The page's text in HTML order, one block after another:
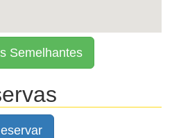
Semelhantes